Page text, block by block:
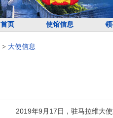
首页 使馆信息
> 大使信息
2019年9月17日，驻马拉维大使